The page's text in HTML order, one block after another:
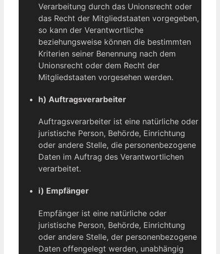
Verarbeitung durch das Unionsrecht oder
das Recht der Mitgliedstaaten vorgegeben,
so kann der Verantwortliche
beziehungsweise können die bestimmten
Kriterien seiner Benennung nach dem
Unionsrecht oder dem Recht der
Mitgliedstaaten vorgesehen werden.
h) Auftragsverarbeiter
Auftragsverarbeiter ist eine natürliche oder
juristische Person, Behörde, Einrichtung
oder andere Stelle, die personenbezogene
Daten im Auftrag des Verantwortlichen
verarbeitet.
i) Empfänger
Empfänger ist eine natürliche oder
juristische Person, Behörde, Einrichtung
oder andere Stelle, der personenbezogene
Daten offengelegt werden, unabhängig